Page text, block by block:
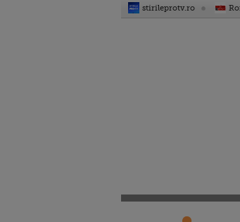
stirileprotv.ro